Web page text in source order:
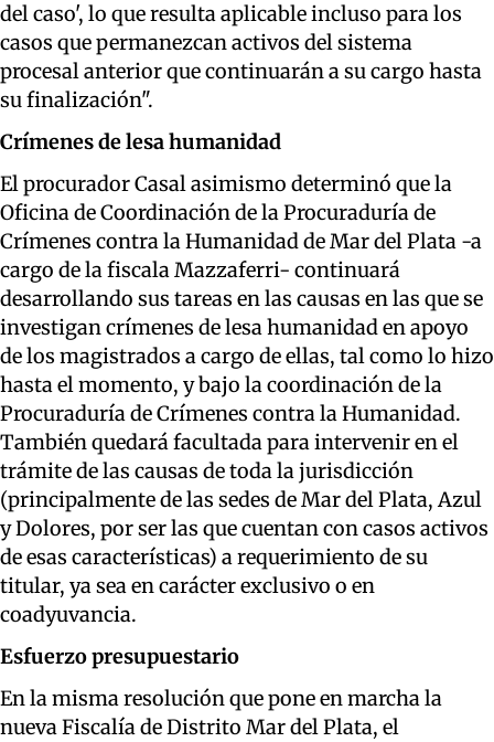
del caso', lo que resulta aplicable incluso para los
casos que permanezcan activos del sistema
procesal anterior que continuarán a su cargo hasta
su finalización".
Crímenes de lesa humanidad
El procurador Casal asimismo determinó que la
Oficina de Coordinación de la Procuraduría de
Crímenes contra la Humanidad de Mar del Plata -a
cargo de la fiscala Mazzaferri- continuará
desarrollando sus tareas en las causas en las que se
investigan crímenes de lesa humanidad en apoyo
de los magistrados a cargo de ellas, tal como lo hizo
hasta el momento, y bajo la coordinación de la
Procuraduría de Crímenes contra la Humanidad.
También quedará facultada para intervenir en el
trámite de las causas de toda la jurisdicción
(principalmente de las sedes de Mar del Plata, Azul
y Dolores, por ser las que cuentan con casos activos
de esas características) a requerimiento de su
titular, ya sea en carácter exclusivo o en
coadyuvancia.
Esfuerzo presupuestario
En la misma resolución que pone en marcha la
nueva Fiscalía de Distrito Mar del Plata, el